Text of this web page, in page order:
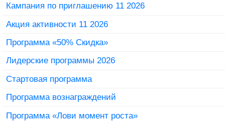
Кампания по приглашению 11 2026
Акция активности 11 2026
Программа «50% Скидка»
Лидерские программы 2026
Стартовая программа
Программа вознаграждений
Программа «Лови момент роста»